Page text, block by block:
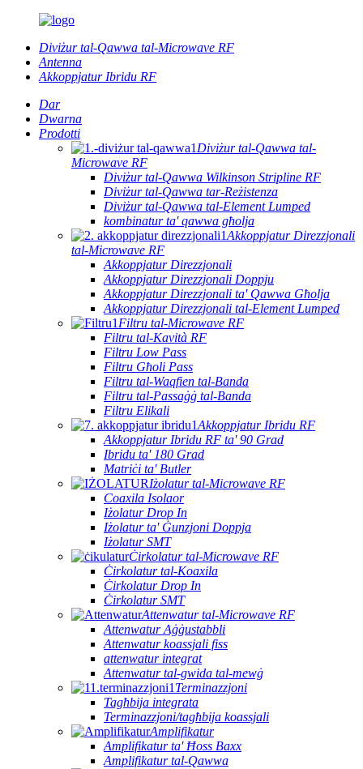
Diviżur tal-Qawwa tal-Microwave RF
Antenna
Akkoppjatur Ibridu RF
Dar
Dwarna
Prodotti
Diviżur tal-Qawwa tal-
Microwave RF
Diviżur tal-Qawwa Wilkinson Stripline RF
Diviżur tal-Qawwa tar-Reżistenza
Diviżur tal-Qawwa tal-Element Lumped
kombinatur ta' qawwa għolja
Akkoppjatur Direzzjonali
tal-Microwave RF
Akkoppjatur Direzzjonali
Akkoppjatur Direzzjonali Doppju
Akkoppjatur Direzzjonali ta' Qawwa Għolja
Akkoppjatur Direzzjonali tal-Element Lumped
Filtru tal-Microwave RF
Filtru tal-Kavità RF
Filtru Low Pass
Filtru Għoli Pass
Filtru tal-Waqfien tal-Banda
Filtru tal-Passaġġ tal-Banda
Filtru Elikali
Akkoppjatur Ibridu RF
Akkoppjatur Ibridu RF ta' 90 Grad
Ibridu ta' 180 Grad
Matriċi ta' Butler
Iżolatur tal-Microwave RF
Coaxila Isolaor
Iżolatur Drop In
Iżolatur ta' Ġunzjoni Doppja
Iżolatur SMT
Ċirkolatur tal-Microwave RF
Ċirkolatur tal-Koaxila
Ċirkolatur Drop In
Ċirkolatur SMT
Attenwatur tal-Microwave RF
Attenwatur Aġġustabbli
Attenwatur koassjali fiss
attenwatur integrat
Attenwatur tal-gwida tal-mewġ
Terminazzjoni
Tagħbija integrata
Terminazzjoni/tagħbija koassjali
Amplifikatur
Amplifikatur ta' Ħoss Baxx
Amplifikatur tal-Qawwa